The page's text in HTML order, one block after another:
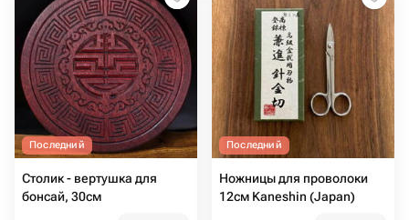
Последний
Столик - вертушка для
бонсай, 30см
Последний
Ножницы для проволоки
12см Kaneshin (Japan)